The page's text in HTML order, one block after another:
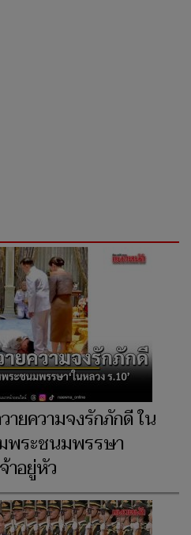
ยความจงรักภักดี ใน
พระชนมพรรษา
าอยู่หัว